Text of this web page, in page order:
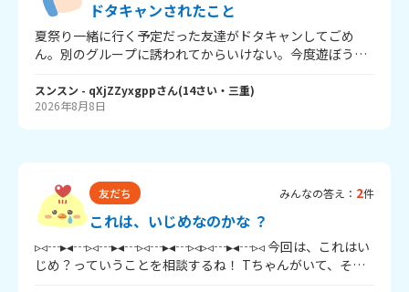
友達ができたけど、いじめっ子がその子に何か言ったのか
な。 その子からも避けられちゃって。 ずっと一人だった。
独りぼっち。 この記憶が足を引っ張っているのかなって思
った。 幼稚園のころの出来事を中2にもなってまだ引きず
ってるって、まじで笑えるよね。あきれる。 世の中にはも
っとひどいいじめをされている人がいるのに。 こんな小さ
な出来事でわちゃわちゃ言って、その人に失礼だよね…。
信じることができないの？ いつもいつも心の中で疑っちゃ
って…！ 最低な人だよね。 ずっとずっと苦しい。 みんな
と話しているのに、孤独。 てか、まあ私が勝手に孤独ぶっ
てるのかもしれない。 もう……どうしたら、いいの。
ドタキャンされたこと
夏祭り一緒に行く予定だった友達がドタキャンしてごめ
ん。別のグループに誘われてからいけない。今度遊ぼう。
スンスン - qXjZZyxgppさん(14さい・ 三重)
2026年8月8日
友だち みんなの答え： 2件
これは、いじめなのかな ？
▹◃┄▸◂┄▹◃┄▸◂┄▹◃┄▸◂┄▹◃▹◃┄▸◂┄▹◃ 今回は、これはい
じめ？っていうことを相談するね！ Tちゃんがいて、その